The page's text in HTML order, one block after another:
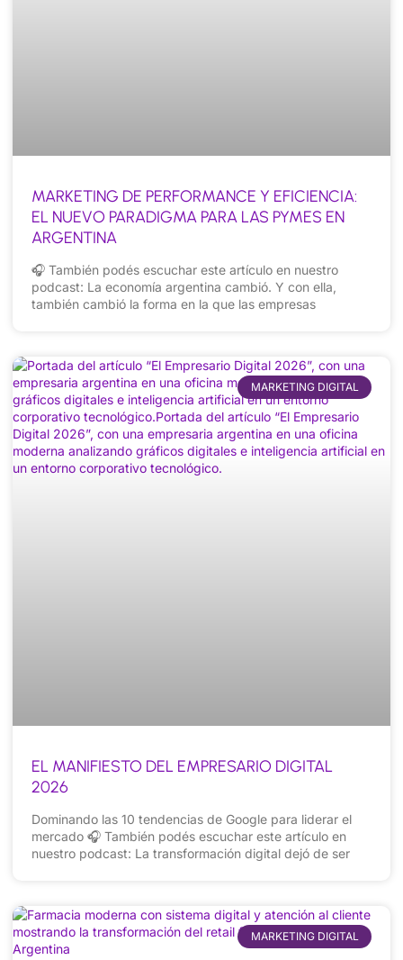
MARKETING DE PERFORMANCE Y EFICIENCIA:
EL NUEVO PARADIGMA PARA LAS PYMES EN
ARGENTINA
🎧 También podés escuchar este artículo en nuestro
podcast: La economía argentina cambió. Y con ella,
también cambió la forma en la que las empresas
MARKETING DIGITAL
EL MANIFIESTO DEL EMPRESARIO DIGITAL
2026
Dominando las 10 tendencias de Google para liderar el
mercado 🎧 También podés escuchar este artículo en
nuestro podcast: La transformación digital dejó de ser
MARKETING DIGITAL